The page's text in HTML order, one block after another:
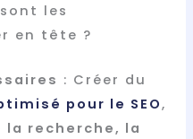
les
en tête ?
: Créer du
pour le SEO,
la recherche, la